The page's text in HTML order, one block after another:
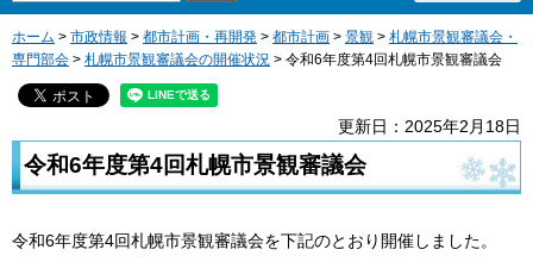
ホーム > 市政情報 > 都市計画・再開発 > 都市計画 > 景観 > 札幌市景観審議会・
専門部会 > 札幌市景観審議会の開催状況 > 令和6年度第4回札幌市景観審議会
更新日：2025年2月18日
令和6年度第4回札幌市景観審議会
令和6年度第4回札幌市景観審議会を下記のとおり開催しました。